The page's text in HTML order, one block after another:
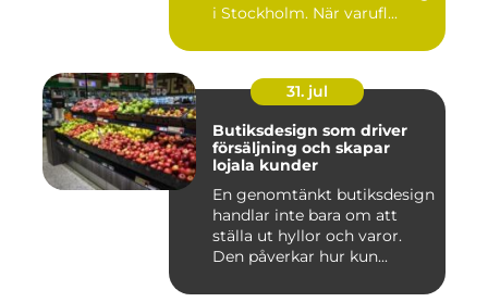
i Stockholm. När varufl...
31. jul
Butiksdesign som driver
försäljning och skapar
lojala kunder
En genomtänkt butiksdesign
handlar inte bara om att
ställa ut hyllor och varor.
Den påverkar hur kun...